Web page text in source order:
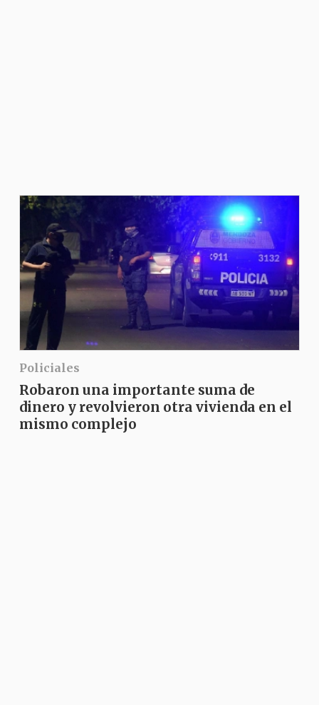
Policiales
Robaron una importante suma de
dinero y revolvieron otra vivienda en el
mismo complejo